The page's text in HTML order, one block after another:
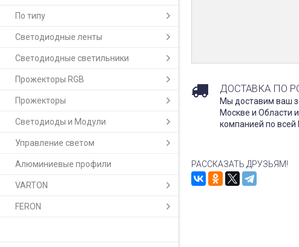
По типу
Светодиодные ленты
Светодиодные светильники
Прожекторы RGB
Прожекторы
Светодиоды и Модули
Управление светом
Алюминиевые профили
VARTON
FERON
ДОСТАВКА ПО
Мы доставим ваш
Москве и Области
компанией по всей
РАССКАЗАТЬ ДРУЗЬЯМ!